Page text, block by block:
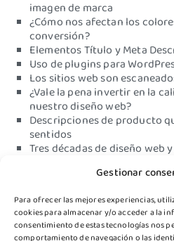
Gestionar
Para ofrecer las mejores experiencias,
cookies para almacenar y/o acceder a la
consentimiento de estas tecnologías nos
comportamiento de navegación o las
imagen de marca
¿Cómo nos afectan los
conversión?
Elementos Título y Meta
Uso de plugins para
Los sitios web son
¿Vale la pena invertir en la
nuestro diseño web?
Descripciones de producto
sentidos
Tres décadas de diseño web
Su alojamiento web no está
Tener un sitio web que no
conversión
Premio de Turismo 2019